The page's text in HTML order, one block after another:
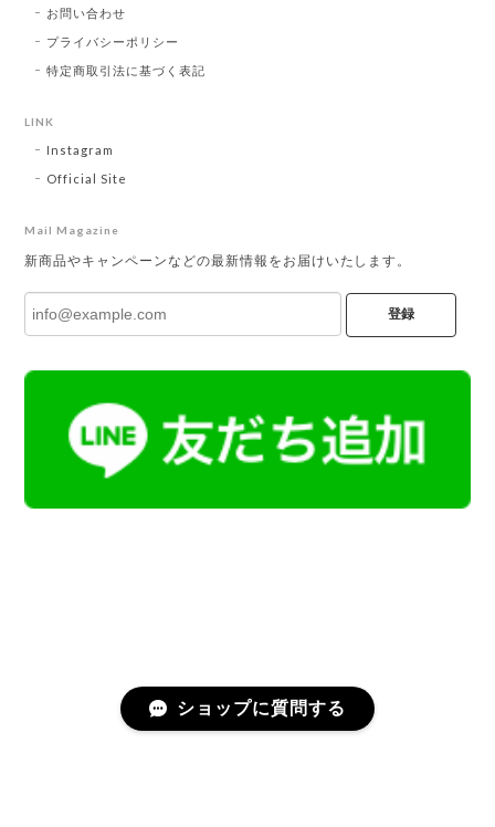
お問い合わせ
プライバシーポリシー
特定商取引法に基づく表記
LINK
Instagram
Official Site
Mail Magazine
新商品やキャンペーンなどの最新情報をお届けいたします。
登録
ショップに質問する